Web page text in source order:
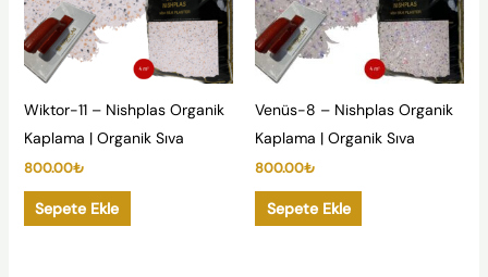
Wiktor-11 – Nishplas Organik
Kaplama | Organik Sıva
800.00₺
Sepete Ekle
Venüs-8 – Nishplas Organik
Kaplama | Organik Sıva
800.00₺
Sepete Ekle